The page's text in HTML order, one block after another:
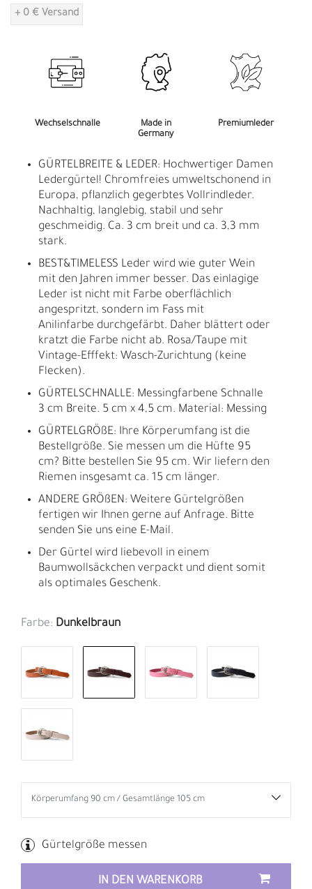
+ 0 € Versand
Wechselschnalle
Made in
Germany
Premiumleder
GÜRTELBREITE & LEDER: Hochwertiger Damen
Ledergürtel! Chromfreies umweltschonend in
Europa, pflanzlich gegerbtes Vollrindleder.
Nachhaltig, langlebig, stabil und sehr
geschmeidig. Ca. 3 cm breit und ca. 3,3 mm
stark.
BEST&TIMELESS Leder wird wie guter Wein
mit den Jahren immer besser. Das einlagige
Leder ist nicht mit Farbe oberflächlich
angespritzt, sondern im Fass mit
Anilinfarbe durchgefärbt. Daher blättert oder
kratzt die Farbe nicht ab. Rosa/Taupe mit
Vintage-Efffekt: Wasch-Zurichtung (keine
Flecken).
GÜRTELSCHNALLE: Messingfarbene Schnalle
3 cm Breite. 5 cm x 4,5 cm. Material: Messing
GÜRTELGRÖßE: Ihre Körperumfang ist die
Bestellgröße. Sie messen um die Hüfte 95
cm? Bitte bestellen Sie 95 cm. Wir liefern den
Riemen insgesamt ca. 15 cm länger.
ANDERE GRÖßEN: Weitere Gürtelgrößen
fertigen wir Ihnen gerne auf Anfrage. Bitte
senden Sie uns eine E-Mail.
Der Gürtel wird liebevoll in einem
Baumwollsäckchen verpackt und dient somit
als optimales Geschenk.
Farbe: Dunkelbraun
Gürtelgröße messen
IN DEN WARENKORB